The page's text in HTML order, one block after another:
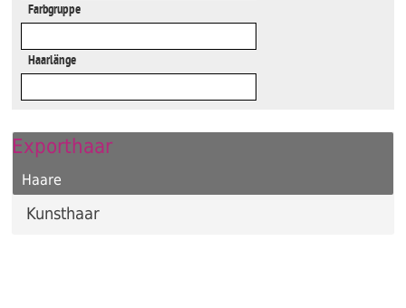
Farbgruppe
Haarlänge
Exporthaar
Haare
Kunsthaar